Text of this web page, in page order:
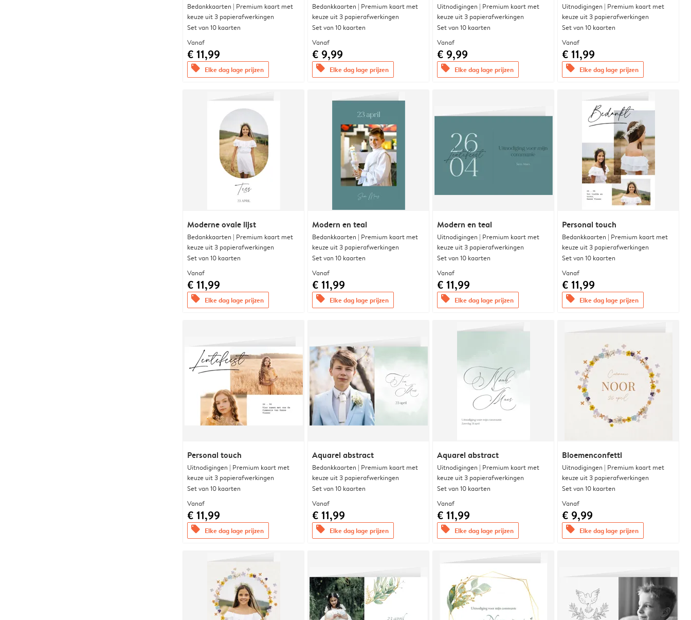
Bedankkaarten | Premium kaart met
keuze uit 3 papierafwerkingen
Set van 10 kaarten
Vanaf
€ 11,99
offers Elke dag lage prijzen
Bedankkaarten | Premium kaart met
keuze uit 3 papierafwerkingen
Set van 10 kaarten
Vanaf
€ 9,99
offers Elke dag lage prijzen
Uitnodigingen | Premium kaart met
keuze uit 3 papierafwerkingen
Set van 10 kaarten
Vanaf
€ 9,99
offers Elke dag lage prijzen
Uitnodigingen | Premium kaart met
keuze uit 3 papierafwerkingen
Set van 10 kaarten
Vanaf
€ 11,99
offers Elke dag lage prijzen
Moderne ovale lijst
Bedankkaarten | Premium kaart met
keuze uit 3 papierafwerkingen
Set van 10 kaarten
Vanaf
€ 11,99
offers Elke dag lage prijzen
Modern en teal
Bedankkaarten | Premium kaart met
keuze uit 3 papierafwerkingen
Set van 10 kaarten
Vanaf
€ 11,99
offers Elke dag lage prijzen
Modern en teal
Uitnodigingen | Premium kaart met
keuze uit 3 papierafwerkingen
Set van 10 kaarten
Vanaf
€ 11,99
offers Elke dag lage prijzen
Personal touch
Bedankkaarten | Premium kaart met
keuze uit 3 papierafwerkingen
Set van 10 kaarten
Vanaf
€ 11,99
offers Elke dag lage prijzen
Personal touch
Uitnodigingen | Premium kaart met
keuze uit 3 papierafwerkingen
Set van 10 kaarten
Vanaf
€ 11,99
offers Elke dag lage prijzen
Aquarel abstract
Bedankkaarten | Premium kaart met
keuze uit 3 papierafwerkingen
Set van 10 kaarten
Vanaf
€ 11,99
offers Elke dag lage prijzen
Aquarel abstract
Uitnodigingen | Premium kaart met
keuze uit 3 papierafwerkingen
Set van 10 kaarten
Vanaf
€ 11,99
offers Elke dag lage prijzen
Bloemenconfetti
Uitnodigingen | Premium kaart met
keuze uit 3 papierafwerkingen
Set van 10 kaarten
Vanaf
€ 9,99
offers Elke dag lage prijzen